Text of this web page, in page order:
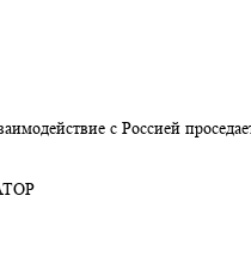
взаимодействие с